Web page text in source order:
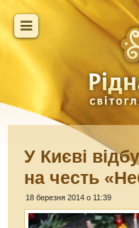
У Києві
на честь
18 березня 2014 о 11:39